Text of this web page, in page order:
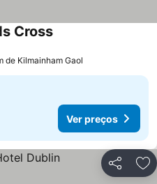
preços
CrossVer preços
de Kilmainham Gaol
Ver preços
Partilhar